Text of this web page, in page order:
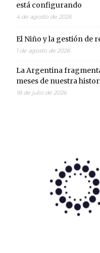
está configurando
4 de agosto de 2026
El Niño y la gestión de
1 de agosto de 2026
La Argentina
meses de nuestra
18 de julio de 2026